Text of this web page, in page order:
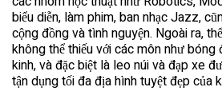
biểu diễn, làm phim, ban nhạc Jazz,
cộng đồng và tình nguyện. Ngoài ra,
không thể thiếu với các môn như bóng
kinh, và đặc biệt là leo núi và đạp xe
tận dụng tối đa địa hình tuyệt đẹp của